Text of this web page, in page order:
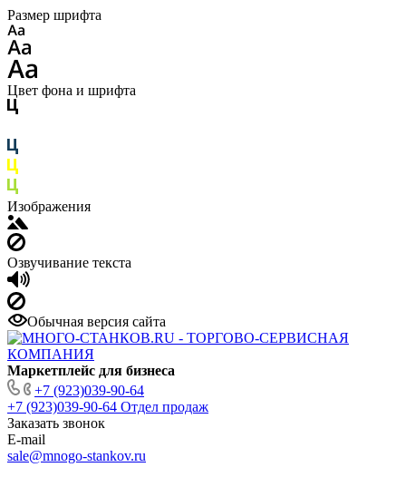
Размер шрифта
Цвет фона и шрифта
Изображения
Озвучивание текста
Обычная версия сайта
Маркетплейс для бизнеса
+7 (923)039-90-64
+7 (923)039-90-64 Отдел продаж
Заказать звонок
E-mail
sale@mnogo-stankov.ru